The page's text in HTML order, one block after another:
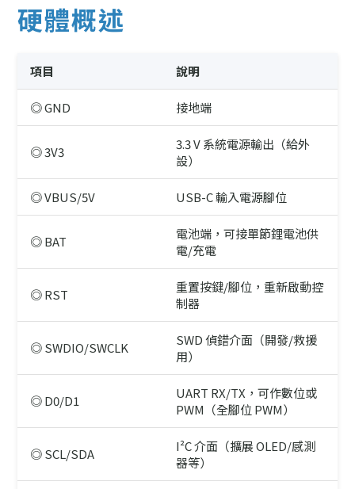
硬體概述
項目 說明
◎ GND 接地端
◎ 3V3
3.3 V 系統電源輸出（給外
設）
◎ VBUS/5V USB-C 輸入電源腳位
◎ BAT
電池端，可接單節鋰電池供
電/充電
◎ RST
重置按鍵/腳位，重新啟動控
制器
◎ SWDIO/SWCLK
SWD 偵錯介面（開發/救援
用）
◎ D0/D1
UART RX/TX，可作數位或
PWM（全腳位 PWM）
◎ SCL/SDA
I²C 介面（擴展 OLED/感測
器等）